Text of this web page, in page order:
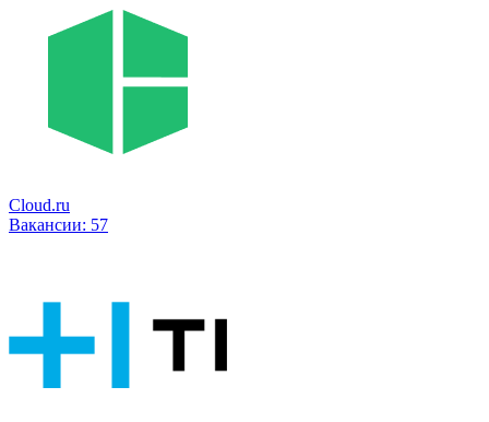
Cloud.ru
Вакансии: 57